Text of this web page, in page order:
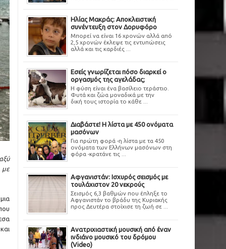
με
Ηλίας Μακράς: Αποκλειστική
συνέντευξη στον Δορυφόρο
Μπορεί να είναι 16 χρονών αλλά από
2,5 χρονών έκλεψε τις εντυπώσεις
αλλά και τις καρδιές ...
Εσείς γνωρίζεται πόσο διαρκεί ο
οργασμός της αγελάδας;
Η φύση είναι ένα βασίλειο τεράστιο.
Φυτά και ζώα μοναδικά με την
δική τους ιστορία το κάθε ...
Διαβάστε! Η λίστα με 450 ονόματα
μασόνων
Για πρώτη φορά -η λίστα με τα 450
ονόματα των Ελλήνων μασόνων στη
φόρα -κρατάνε τις ...
Αφγανιστάν: Ισχυρός σεισμός με
τουλάχιστον 20 νεκρούς
Σεισμός 6,3 βαθμών που έπληξε το
Αφγανιστάν το βράδυ της Κυριακής
προς Δευτέρα στοίχισε τη ζωή σε ...
Ανατριχιαστική μουσική από έναν
ινδιάνο μουσικό του δρόμου
(Video)